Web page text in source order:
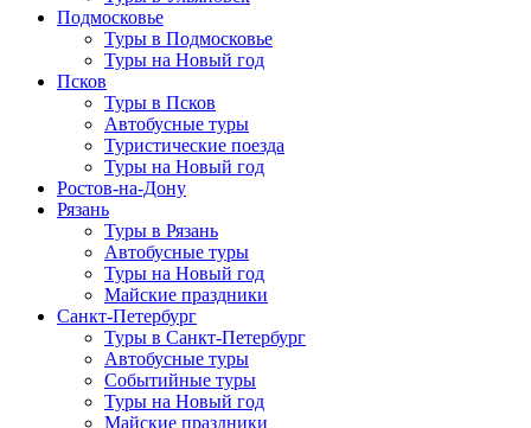
Подмосковье
Туры в Подмосковье
Туры на Новый год
Псков
Туры в Псков
Автобусные туры
Туристические поезда
Туры на Новый год
Ростов-на-Дону
Рязань
Туры в Рязань
Автобусные туры
Туры на Новый год
Майские праздники
Санкт-Петербург
Туры в Санкт-Петербург
Автобусные туры
Событийные туры
Туры на Новый год
Майские праздники